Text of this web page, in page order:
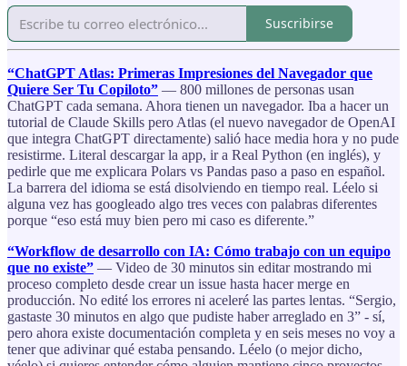
Suscribirse
“ChatGPT Atlas: Primeras Impresiones del Navegador que
Quiere Ser Tu Copiloto” — 800 millones de personas usan
ChatGPT cada semana. Ahora tienen un navegador. Iba a hacer un
tutorial de Claude Skills pero Atlas (el nuevo navegador de OpenAI
que integra ChatGPT directamente) salió hace media hora y no pude
resistirme. Literal descargar la app, ir a Real Python (en inglés), y
pedirle que me explicara Polars vs Pandas paso a paso en español.
La barrera del idioma se está disolviendo en tiempo real. Léelo si
alguna vez has googleado algo tres veces con palabras diferentes
porque “eso está muy bien pero mi caso es diferente.”
“Workflow de desarrollo con IA: Cómo trabajo con un equipo
que no existe” — Video de 30 minutos sin editar mostrando mi
proceso completo desde crear un issue hasta hacer merge en
producción. No edité los errores ni aceleré las partes lentas. “Sergio,
gastaste 30 minutos en algo que pudiste haber arreglado en 3” - sí,
pero ahora existe documentación completa y en seis meses no voy a
tener que adivinar qué estaba pensando. Léelo (o mejor dicho,